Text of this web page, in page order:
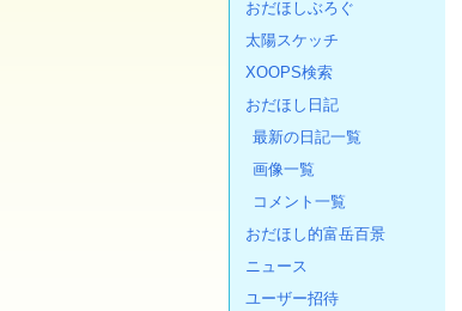
おだほしぶろぐ
太陽スケッチ
XOOPS検索
おだほし日記
最新の日記一覧
画像一覧
コメント一覧
おだほし的富岳百景
ニュース
ユーザー招待